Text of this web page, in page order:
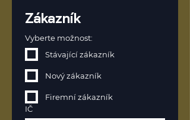
Zákazník
Vyberte možnost:
Stávající zákazník
Nový zákazník
Firemní zákazník
IČ